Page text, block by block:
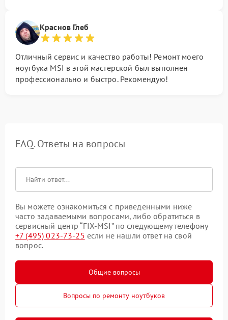
Краснов Глеб
Отличный сервис и качество работы! Ремонт моего
ноутбука MSI в этой мастерской был выполнен
профессионально и быстро. Рекомендую!
FAQ. Ответы на вопросы
Вы можете ознакомиться с приведенными ниже
часто задаваемыми вопросами, либо обратиться в
сервисный центр “FIX-MSI” по следующему телефону
+7 (495) 023-73-25 если не нашли ответ на свой
вопрос.
Общие вопросы
Вопросы по ремонту ноутбуков